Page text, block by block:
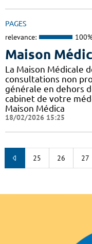
PAGES
relevance:
Maison
La Maison Médicale
consultations non
générale en dehors
cabinet de votre
Maison Médica
18/02/2026 15:25
25 26 27